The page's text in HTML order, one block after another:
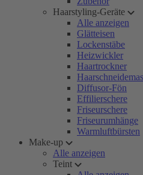
Haarstyling-Geräte
Alle anzeigen
Glätteisen
Lockenstäbe
Heizwickler
Haartrockner
Diffusor-Fön
Effilierschere
Friseurschere
Friseurumhänge
Warmluftbürsten
Make-up
Alle anzeigen
Teint